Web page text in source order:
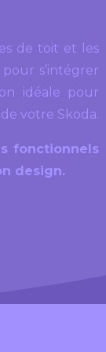
de toit et les
s’intégrer
idéale pour
votre Skoda.
fonctionnels
design.